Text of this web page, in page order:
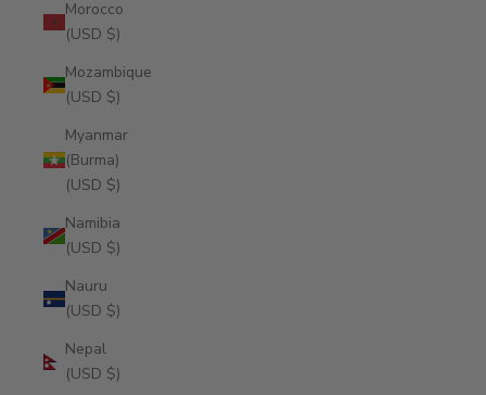
Morocco
(USD $)
Mozambique
(USD $)
Myanmar
(Burma)
(USD $)
Namibia
(USD $)
Nauru
(USD $)
Nepal
(USD $)